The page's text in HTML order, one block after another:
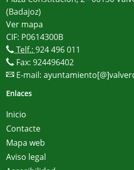
(Badajoz)
Ver mapa
CIF: P0614300B
Telf.: 924 496 011
Fax: 924496402
E-mail:
Enlaces
Inicio
Contacte
Mapa web
Aviso legal